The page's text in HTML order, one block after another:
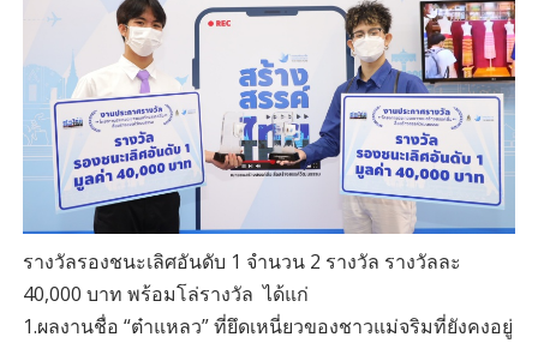
รางวัลรองชนะเลิศอันดับ 1 จำนวน 2 รางวัล รางวัลละ
40,000 บาท พร้อมโล่รางวัล ได้แก่
1.ผลงานชื่อ “ต๋าแหลว” ที่ยึดเหนี่ยวของชาวแม่จริมที่ยังคงอยู่